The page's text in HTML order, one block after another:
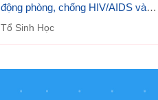
động phòng, chống HIV/AIDS và
ngày thế giới phòng, chống
HIV/AIDS (1/12)
Tổ Sinh Học